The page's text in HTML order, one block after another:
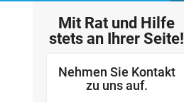
Mit Rat und Hilfe
stets an Ihrer Seite!
Nehmen Sie Kontakt
zu uns auf.